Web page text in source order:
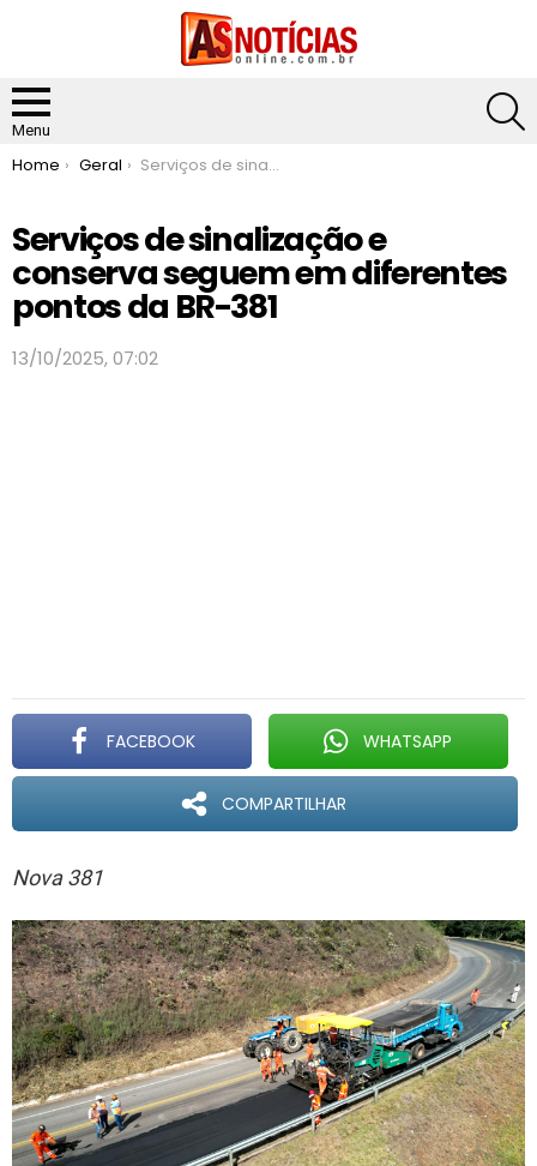
Menu
You are here:
Home Geral Serviços de sinalização e conserva seguem em diferentes pontos da BR-381
Serviços de sinalização e
conserva seguem em diferentes
pontos da BR-381
13/10/2025, 07:02
FACEBOOK WHATSAPP
COMPARTILHAR
Nova 381